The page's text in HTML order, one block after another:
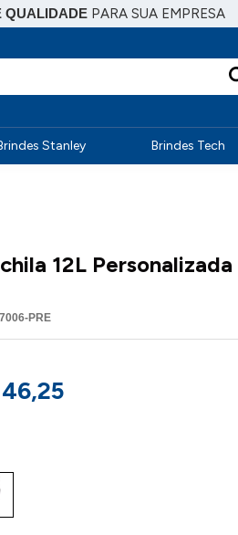
QUALIDADEPARA SUA EMPRESA
Stanley Brindes Tech
12L
PRE
46,25